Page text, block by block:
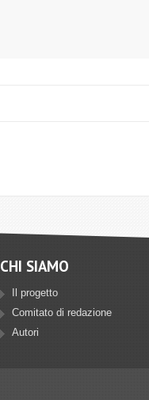
CHI SIAMO
Il progetto
Comitato di redazione
Autori